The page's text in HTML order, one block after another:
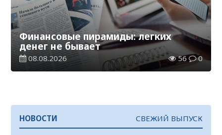
Финансовые пирамиды: легких
денег не бывает
08.08.2026 56 0
НОВОСТИ СВЕЖИЙ ВЫПУСК